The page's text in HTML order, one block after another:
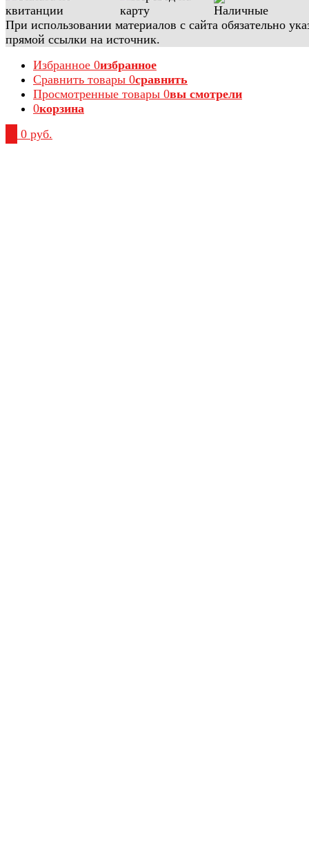
При использовании материалов с сайта обязательно
прямой ссылки на источник.
Избранное 0избранное
Сравнить товары 0сравнить
Просмотренные товары 0вы смотрели
0корзина
0 руб.